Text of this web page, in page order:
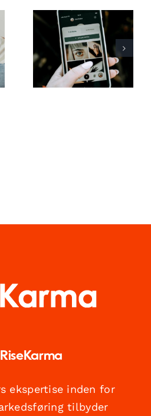
Bedste
praksis for
brug af
augmented
reality-filtre
på sociale
ekspertise inden for
tilbyder